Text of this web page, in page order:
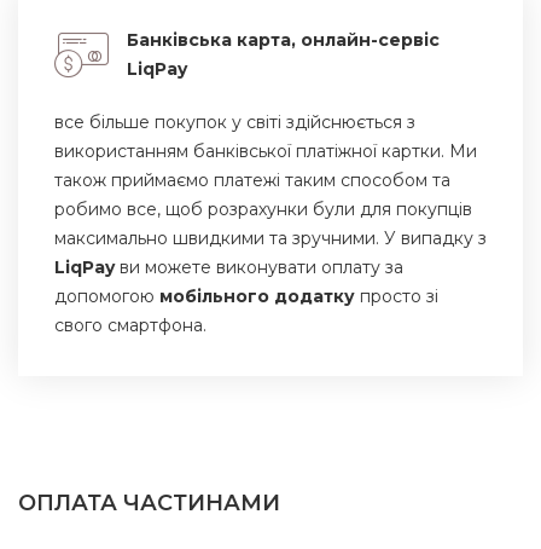
Банківська карта, онлайн-сервіс
LiqPay
все більше покупок у світі здійснюється з
використанням банківської платіжної картки. Ми
також приймаємо платежі таким способом та
робимо все, щоб розрахунки були для покупців
максимально швидкими та зручними. У випадку з
LiqPayви можете виконувати оплату за
допомогою мобільного додатку просто зі
свого смартфона.
ОПЛАТА ЧАСТИНАМИ